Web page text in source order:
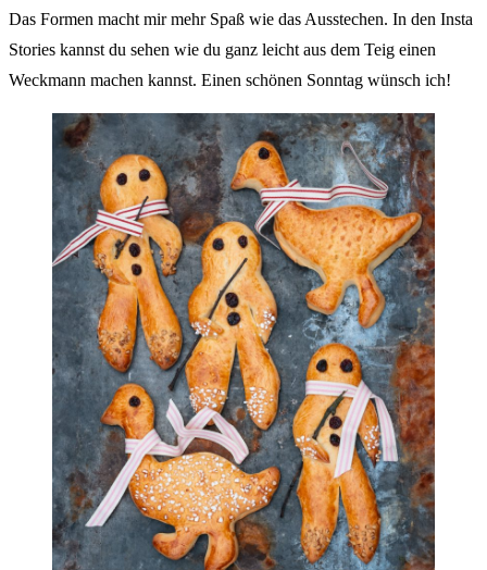
Das Formen macht mir mehr Spaß wie das Ausstechen. In den Insta
Stories kannst du sehen wie du ganz leicht aus dem Teig einen
Weckmann machen kannst. Einen schönen Sonntag wünsch ich!